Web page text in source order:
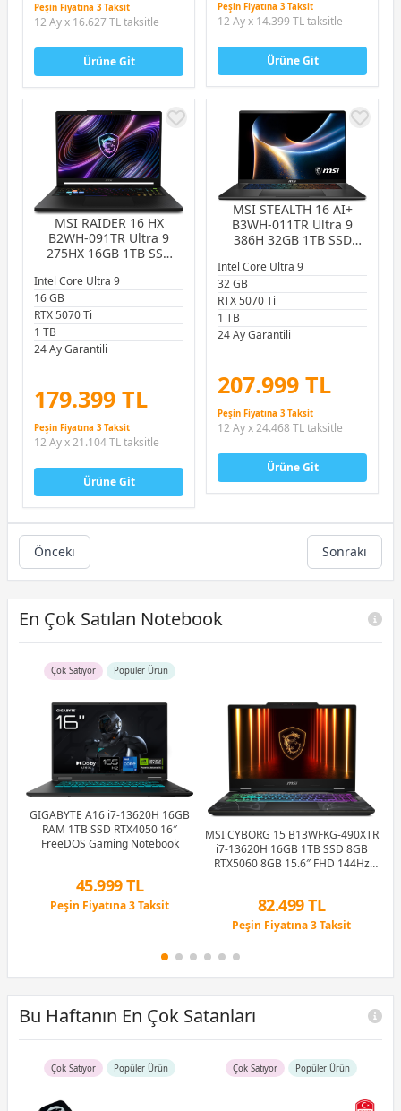
Peşin Fiyatına 3 Taksit
12 Ay x 16.627 TL taksitle
Ürüne Git
Peşin Fiyatına 3 Taksit
12 Ay x 14.399 TL taksitle
Ürüne Git
MSI RAIDER 16 HX
B2WH-091TR Ultra 9
275HX 16GB 1TB SSD
16.0″ QHD+ 240Hz
W11Home Gaming
Notebook
Intel Core Ultra 9
16 GB
RTX 5070 Ti
1 TB
24 Ay Garantili
179.399 TL
Peşin Fiyatına 3 Taksit
12 Ay x 21.104 TL taksitle
Ürüne Git
MSI STEALTH 16 AI+
B3WH-011TR Ultra 9
386H 32GB 1TB SSD
16.0″ QHD+ 240Hz
W11Home Gaming
Notebook
Intel Core Ultra 9
32 GB
RTX 5070 Ti
1 TB
24 Ay Garantili
207.999 TL
Peşin Fiyatına 3 Taksit
12 Ay x 24.468 TL taksitle
Ürüne Git
Önceki Sonraki
En Çok Satılan Notebook
Çok Satıyor Popüler Ürün
GIGABYTE A16 i7-13620H 16GB
RAM 1TB SSD RTX4050 16″
FreeDOS Gaming Notebook
45.999 TL
Peşin Fiyatına 3 Taksit
MSI CYBORG 15 B13WFKG-490XTR
i7-13620H 16GB 1TB SSD 8GB
RTX5060 8GB 15.6″ FHD 144Hz
82.499 TL
Peşin Fiyatına 3 Taksit
Peşin Fiyatına 3 Taksit
Bu Haftanın En Çok Satanları
Çok Satıyor Popüler Ürün Çok Satıyor Popüler Ürün